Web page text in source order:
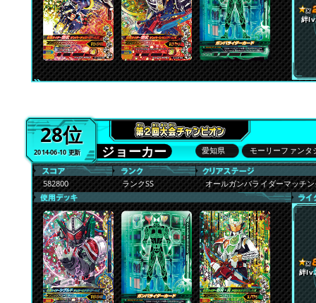
絆
28位
2014-06-10 更新 ジョーカー 愛知県 モーリーファンタ
582800 ランクSS オールガンバライダーマッチ
絆